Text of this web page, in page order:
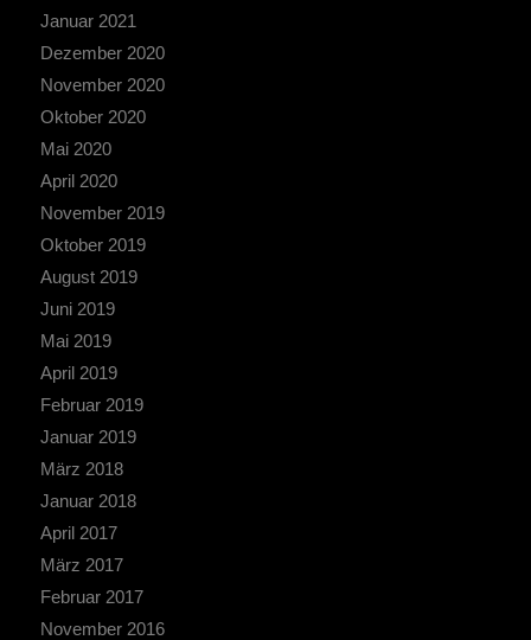
Januar 2021
Dezember 2020
November 2020
Oktober 2020
Mai 2020
April 2020
November 2019
Oktober 2019
August 2019
Juni 2019
Mai 2019
April 2019
Februar 2019
Januar 2019
März 2018
Januar 2018
April 2017
März 2017
Februar 2017
November 2016